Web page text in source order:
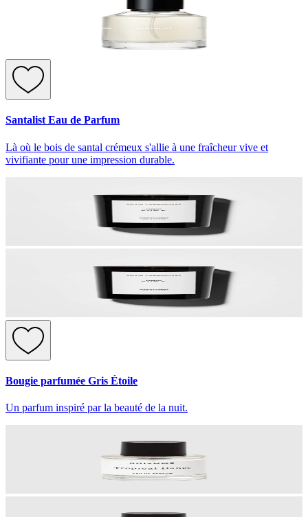
Santalist Eau de Parfum
Là où le bois de santal crémeux s'allie à une fraîcheur vive et
vivifiante pour une impression durable.
Bougie parfumée Gris Étoile
Un parfum inspiré par la beauté de la nuit.